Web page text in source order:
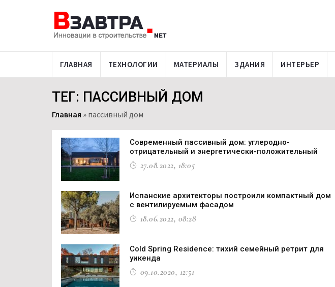
ГЛАВНАЯ ТЕХНОЛОГИИ МАТЕРИАЛЫ ЗДАНИЯ ИНТЕРЬЕР
ТЕГ: ПАССИВНЫЙ ДОМ
Главная » пассивный дом
Современный пассивный дом: углеродно-
отрицательный и энергетически-положительный
27.08.2022, 18:05
Испанские архитекторы построили компактный дом
с вентилируемым фасадом
18.06.2022, 08:28
Cold Spring Residence: тихий семейный ретрит для
уикенда
09.10.2020, 12:51